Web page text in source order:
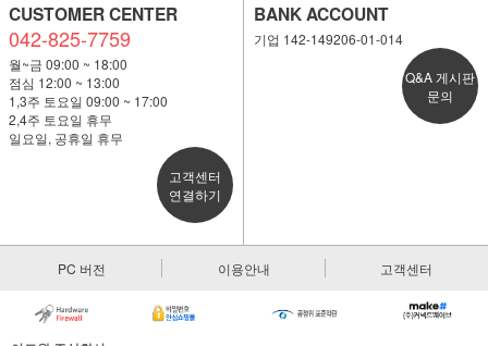
CUSTOMER CENTER
042-825-7759
월~금 09:00 ~ 18:00
점심 12:00 ~ 13:00
1,3주 토요일 09:00 ~ 17:00
2,4주 토요일 휴무
일요일, 공휴일 휴무
고객센터
연결하기
BANK ACCOUNT
기업 142-149206-01-014
Q&A 게시판
문의
PC 버전 이용안내 고객센터